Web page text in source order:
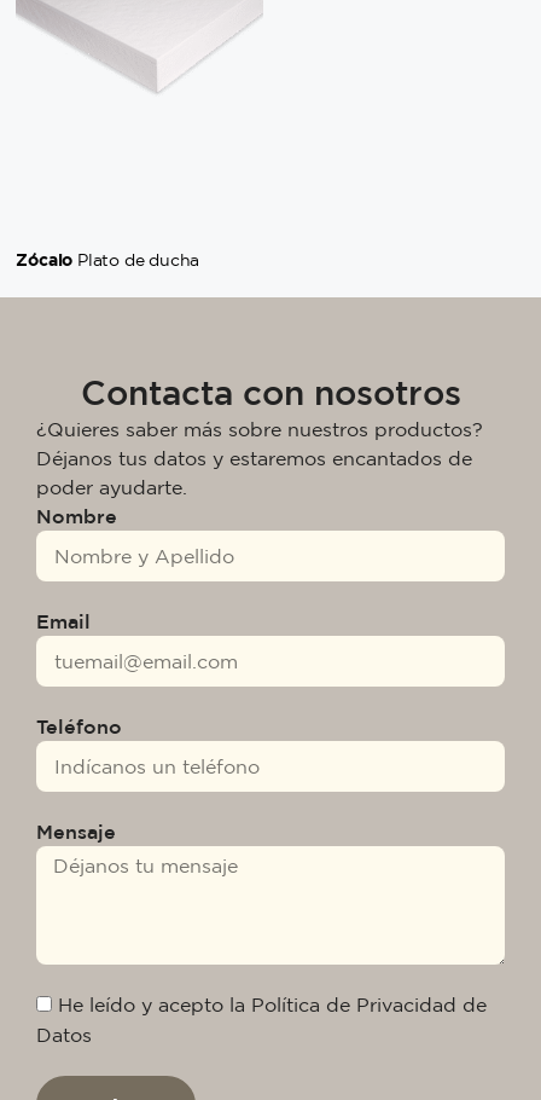
Zócalo Plato de ducha
Contacta con nosotros
¿Quieres saber más sobre nuestros productos?
Déjanos tus datos y estaremos encantados de
poder ayudarte.
Nombre
Email
Teléfono
Mensaje
He leído y acepto la Política de Privacidad de
Datos